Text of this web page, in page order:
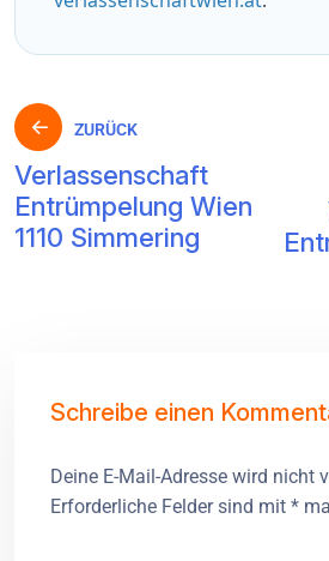
ZURÜCK
Verlassenschaft
Entrümpelung Wien
1110 Simmering
Schreibe einen
Deine E-Mail-Adresse wird nicht
Erforderliche Felder sind mit *